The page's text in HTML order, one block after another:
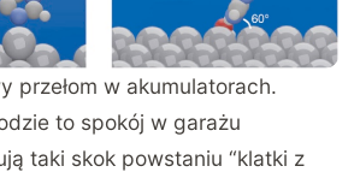
przełom w akumulatorach.
to spokój w garażu
taki skok powstaniu “klatki z